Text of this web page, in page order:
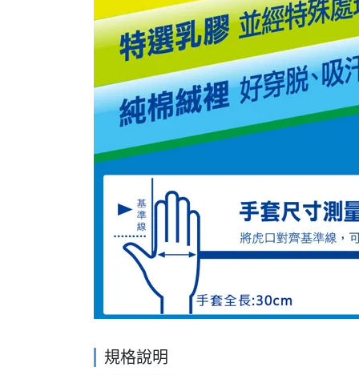
規格說明